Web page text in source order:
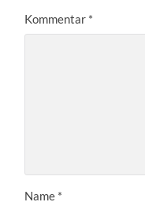
Kommentar *
Name *